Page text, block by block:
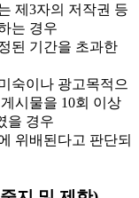
제3자의 저작권 등
는 경우
된 기간을 초과한
숙이나 광고목적으
시물을 10회 이상
을 경우
위배된다고 판단되